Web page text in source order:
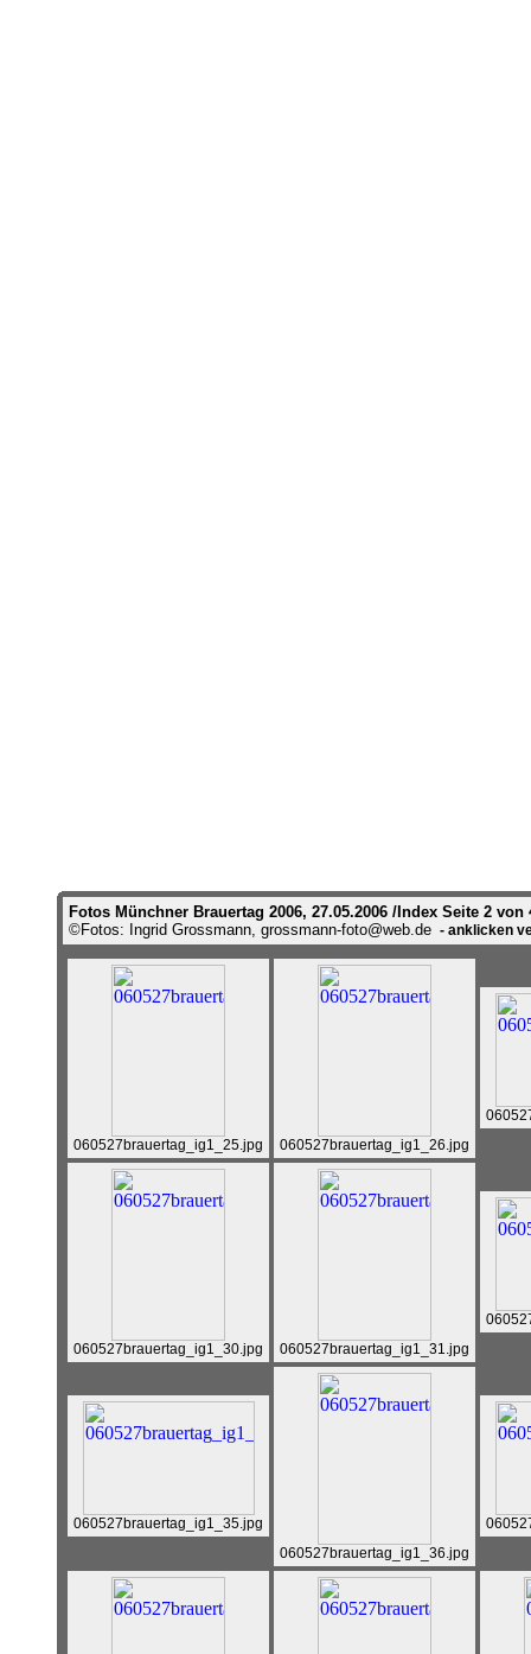
Fotos Münchner Brauertag 2006, 27.05.2006 /Index Seite 2 von
©Fotos: Ingrid Grossmann, grossmann-foto@web.de - anklicken
060527brauertag_ig1_25.jpg 060527brauertag_ig1_26.jpg
060527brauertag_ig1_30.jpg 060527brauertag_ig1_31.jpg
060527brauertag_ig1_35.jpg
060527brauertag_ig1_36.jpg